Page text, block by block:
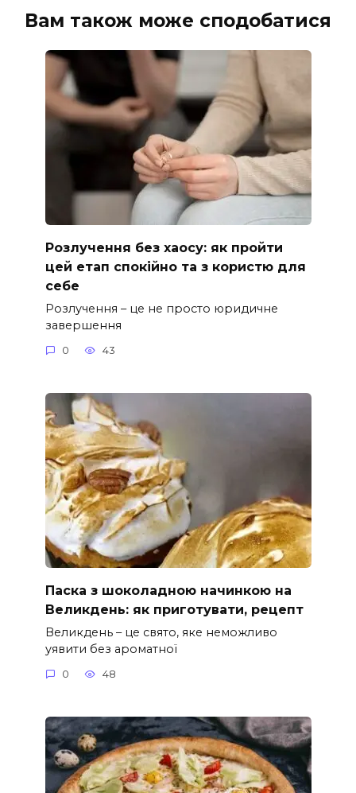
Вам також може сподобатися
Розлучення без хаосу: як пройти
цей етап спокійно та з користю для
себе
Розлучення – це не просто юридичне
завершення
0 43
Паска з шоколадною начинкою на
Великдень: як приготувати, рецепт
Великдень – це свято, яке неможливо
уявити без ароматної
0 48